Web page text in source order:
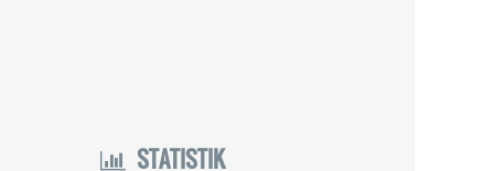
STATISTIK